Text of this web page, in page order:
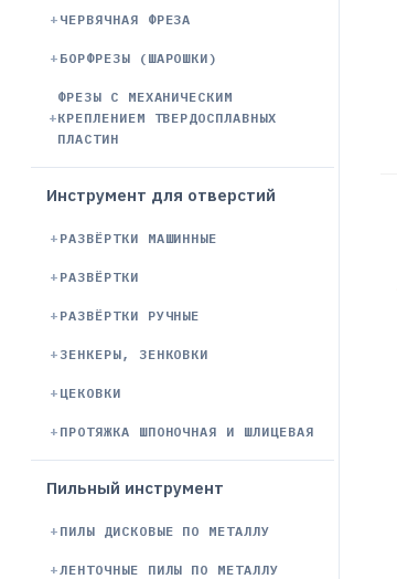
ЧЕРВЯЧНАЯ ФРЕЗА
БОРФРЕЗЫ (ШАРОШКИ)
ФРЕЗЫ С МЕХАНИЧЕСКИМ
КРЕПЛЕНИЕМ ТВЕРДОСПЛАВНЫХ
ПЛАСТИН
Инструмент для отверстий
РАЗВЁРТКИ МАШИННЫЕ
РАЗВЁРТКИ
РАЗВЁРТКИ РУЧНЫЕ
ЗЕНКЕРЫ, ЗЕНКОВКИ
ЦЕКОВКИ
ПРОТЯЖКА ШПОНОЧНАЯ И ШЛИЦЕВАЯ
Пильный инструмент
ПИЛЫ ДИСКОВЫЕ ПО МЕТАЛЛУ
ЛЕНТОЧНЫЕ ПИЛЫ ПО МЕТАЛЛУ